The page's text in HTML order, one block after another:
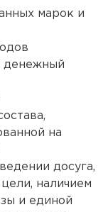
марок и
денежный
на
досуга,
наличием
и единой